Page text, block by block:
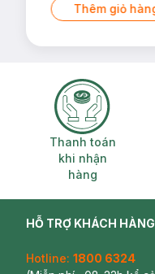
Thêm giỏ
Thanh toán
Thanh toán
khi nhận
hàng
HỖ TRỢ KHÁCH HÀNG
Hotline: 1800 6324